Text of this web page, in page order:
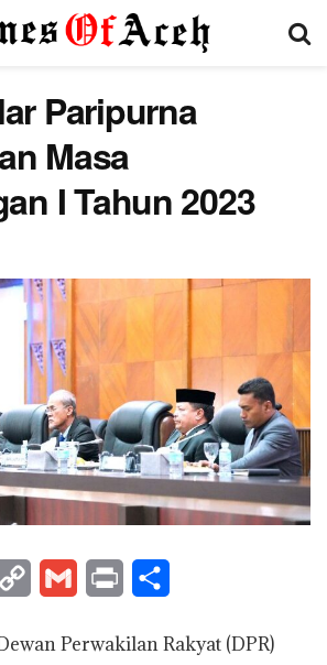
Paripurna
Masa
I Tahun 2023
p
a
i
a
Perwakilan Rakyat (DPR)